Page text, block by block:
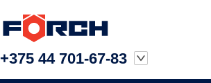
+375 44 701-67-83